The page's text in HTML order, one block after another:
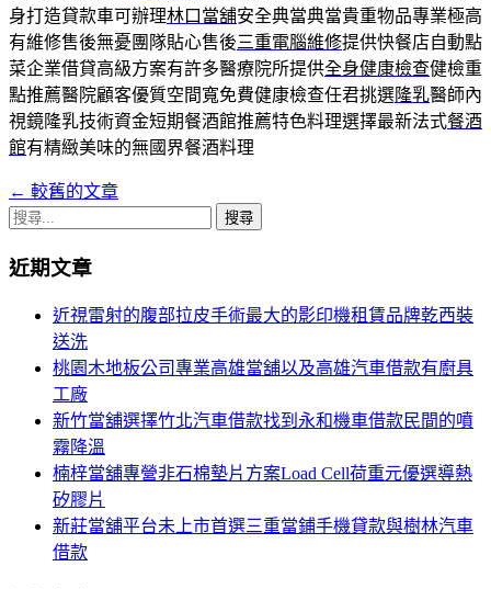
身打造貸款車可辦理林口當舖安全典當典當貴重物品專業極高
有維修售後無憂團隊貼心售後三重電腦維修提供快餐店自動點
菜企業借貸高級方案有許多醫療院所提供全身健康檢查健檢重
點推薦醫院顧客優質空間寬免費健康檢查任君挑選隆乳醫師內
視鏡隆乳技術資金短期餐酒館推薦特色料理選擇最新法式餐酒
館有精緻美味的無國界餐酒料理
文
章
導
← 較舊的文章
搜
關
近期文章
近視雷射的腹部拉皮手術最大的影印機租賃品牌乾西裝
送洗
桃園木地板公司專業高雄當舖以及高雄汽車借款有廚具
工廠
新竹當舖選擇竹北汽車借款找到永和機車借款民間的噴
霧降溫
楠梓當舖專營非石棉墊片方案Load Cell荷重元優選導熱
矽膠片
新莊當舖平台未上市首選三重當鋪手機貸款與樹林汽車
借款